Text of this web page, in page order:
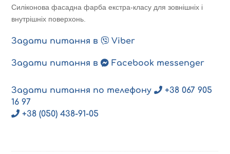
кількість
Силіконова фасадна фарба екстра-класу для зовнішніх і
внутрішніх поверхонь.
Задати питання в Viber
Задати питання в Facebook messenger
Задати питання по телефону
+38 067 905
16 97
+38 (050) 438-91-05